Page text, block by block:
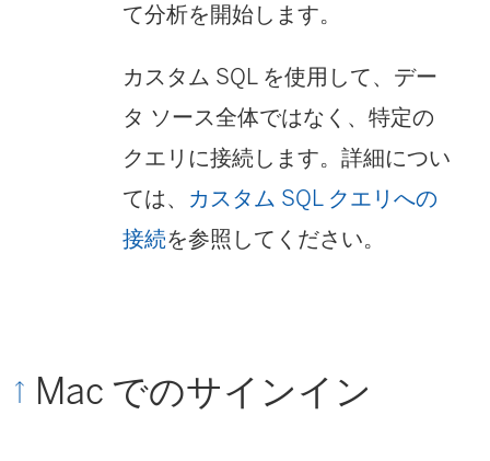
て分析を開始します。
カスタム SQL を使用して、デー
タ ソース全体ではなく、特定の
クエリに接続します。詳細につい
ては、 カスタム SQL クエリへの
接続を参照してください。
Mac でのサインイン